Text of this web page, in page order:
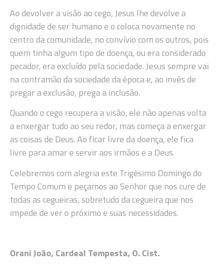
Ao devolver a visão ao cego, Jesus lhe devolve a
dignidade de ser humano e o coloca novamente no
centro da comunidade, no convívio com os outros, pois
quem tinha algum tipo de doença, ou era considerado
pecador, era excluído pela sociedade. Jesus sempre vai
na contramão da sociedade da época e, ao invés de
pregar a exclusão, prega a inclusão.
Quando o cego recupera a visão, ele não apenas volta
a enxergar tudo ao seu redor, mas começa a enxergar
as coisas de Deus. Ao ficar livre da doença, ele fica
livre para amar e servir aos irmãos e a Deus.
Celebremos com alegria este Trigésimo Domingo do
Tempo Comum e peçamos ao Senhor que nos cure de
todas as cegueiras, sobretudo da cegueira que nos
impede de ver o próximo e suas necessidades.
Orani João, Cardeal Tempesta, O. Cist.